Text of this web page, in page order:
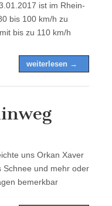
ist im Rhein-
bis 100 km/h zu
bis zu 110 km/h
weiterlesen →
uns Orkan Xaver
Schnee und mehr oder
bemerkbar